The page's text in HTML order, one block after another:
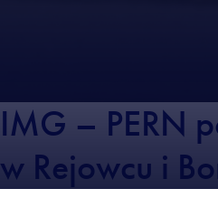
IMG – PERN
w Rejowcu i